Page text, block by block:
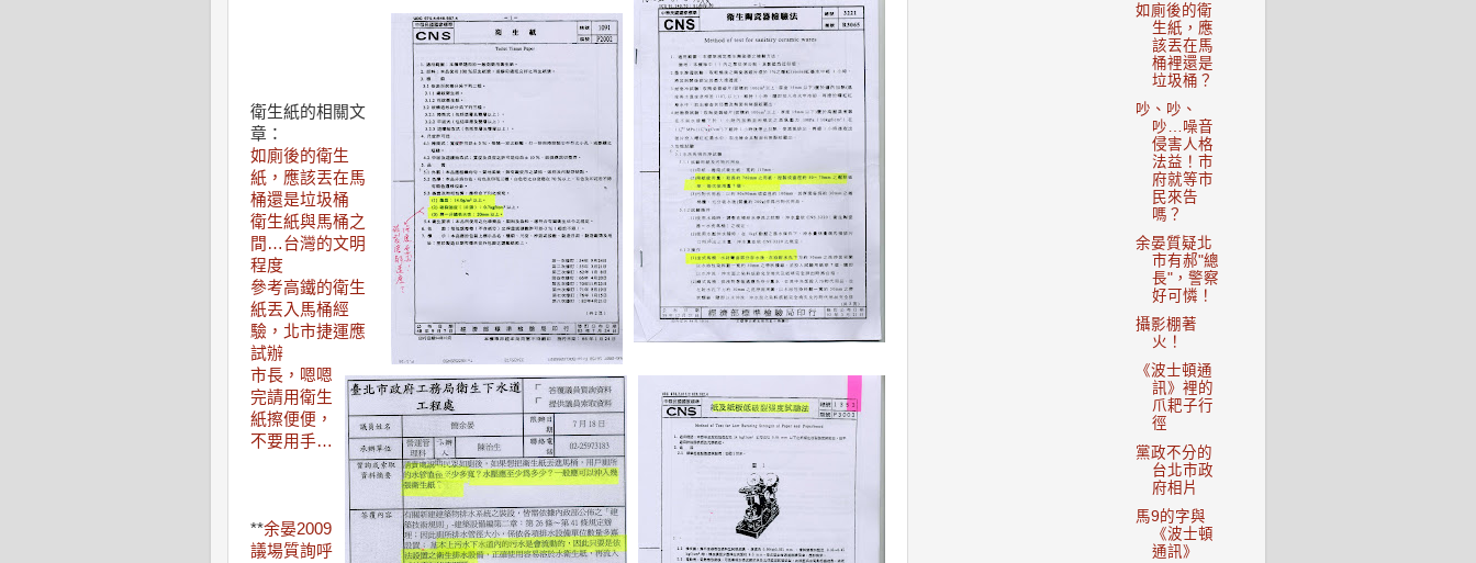
衛生紙的相關文
章：
如廁後的衛生
紙，應該丟在馬
桶還是垃圾桶
衛生紙與馬桶之
間…台灣的文明
程度
參考高鐵的衛生
紙丟入馬桶經
驗，北市捷運應
試辦
市長，嗯嗯
完請用衛生
紙擦便便，
不要用手…
**余晏2009
議場質詢呼
如廁後的衛
生紙，應
該丟在馬
桶裡還是
垃圾桶？
吵、吵、
吵…噪音
侵害人格
法益！市
府就等市
民來告
嗎？
余晏質疑北
市有郝"總
長"，警察
好可憐！
攝影棚著
火！
《波士頓通
訊》裡的
爪耙子行
徑
黨政不分的
台北市政
府相片
馬9的字與
《波士頓
通訊》